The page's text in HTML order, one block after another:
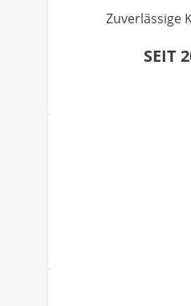
Zuverlässige
SEIT